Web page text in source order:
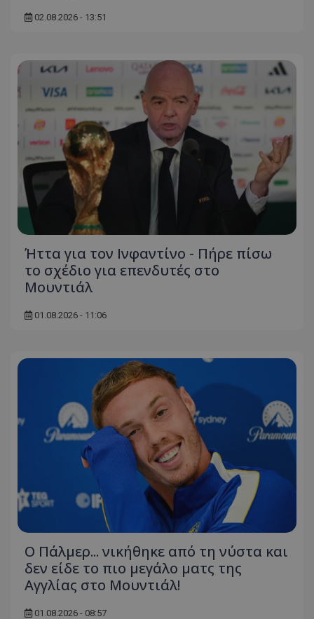
02.08.2026 - 13:51
Ήττα για τον Ινφαντίνο - Πήρε πίσω
το σχέδιο για επενδυτές στο
Μουντιάλ
01.08.2026 - 11:06
Ο Πάλμερ... νικήθηκε από τη νύστα και
δεν είδε το πιο μεγάλο ματς της
Αγγλίας στο Μουντιάλ!
01.08.2026 - 08:57